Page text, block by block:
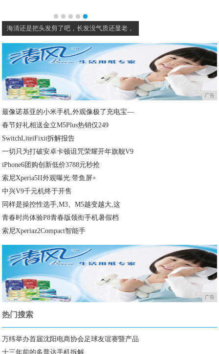
崔雪莉真奇怪，唯一不适合丸子头的女明星，
广告
最像诺基亚的小米手机,外观像极了充电宝—
春节好礼相送金立M5Plus热销仅249
SwitchLiteiFixit拆解报告
一切只为打破安卓卡顿诅咒荣耀开年旗舰V9
iPhone6团购创新低价3788元秒抢
索尼Xperia5II外观曝光:带鱼屏+
中兴V9千元机终于开售
同样是操控性选手,M3、M5越变越大,这
青春时尚体验P8青春版领衔手机暑假档
索尼Xperiaz2Compact智能手
广告
热门搜索
万纬举办首届沈阳电商协会足球友谊赛暨产品
十三年前的多普达手机拆解